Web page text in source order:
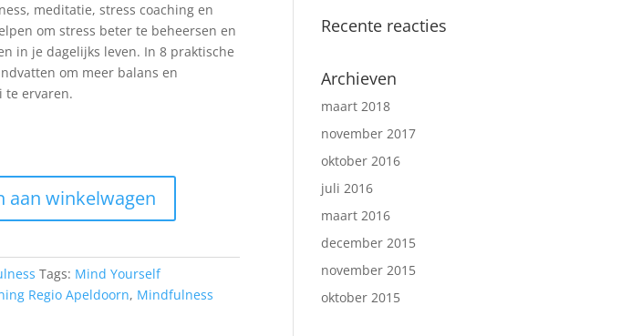
meditatie, stress coaching en
om stress beter te beheersen en
in je dagelijks leven. In 8 praktische
om meer balans en
te ervaren.
aan winkelwagen
Tags: Mind Yourself
Regio Apeldoorn, Mindfulness
Recente reacties
Archieven
maart 2018
november 2017
oktober 2016
juli 2016
maart 2016
december 2015
november 2015
oktober 2015